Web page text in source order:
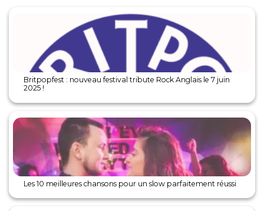
Britpopfest : nouveau festival tribute Rock Anglais le 7 juin
2025 !
Les 10 meilleures chansons pour un slow parfaitement réussi